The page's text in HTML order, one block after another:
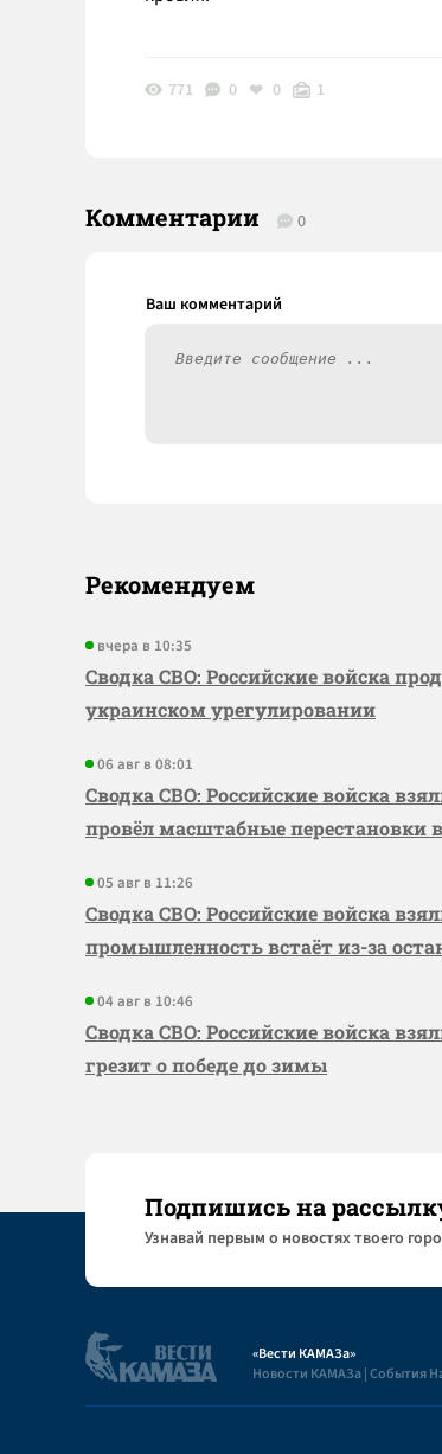
771 0 0 1
Комментарии 0
Рекомендуем
вчера в 10:35
Сводка СВО: Российские войска
украинском урегулировании
06 авг в 08:01
Сводка СВО: Российские войска
провёл масштабные перестановки
05 авг в 11:26
Сводка СВО: Российские войска
промышленность встаёт из-за
04 авг в 10:46
Сводка СВО: Российские войска
грезит о победе до зимы
Подпишись на
Узнaвай первым о новостях твоего
«Вести КАМАЗа»
Новости КАМАЗа | События